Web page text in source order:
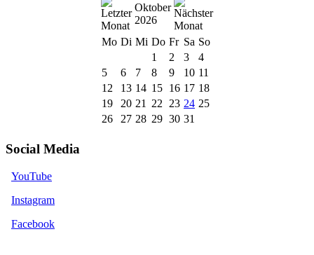
Oktober
2026
Mo Di Mi Do Fr Sa So
1
2 3
4
5
6 7 8 9 10 11
12
13 14 15 16 17 18
19
20 21 22 23 24 25
26
27 28 29 30 31
Social Media
YouTube
Instagram
Facebook